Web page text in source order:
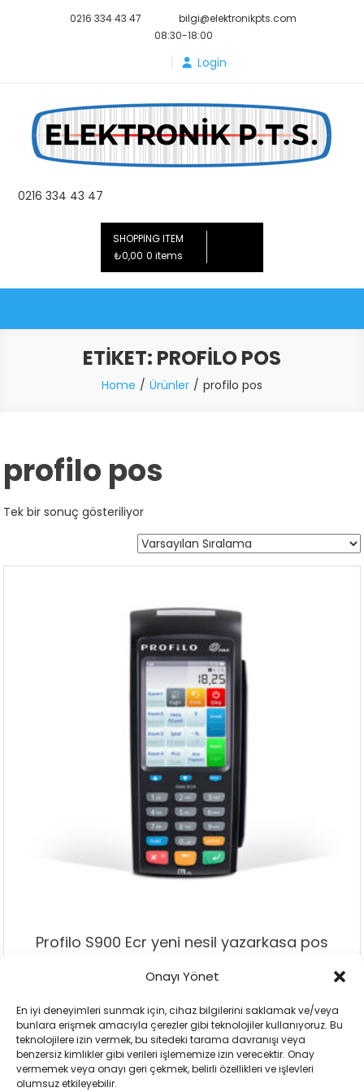
Onayı Yönet
En iyi deneyimleri sunmak için, cihaz bilgilerini saklamak ve/veya
bunlara erişmek amacıyla çerezler gibi teknolojiler kullanıyoruz. Bu
teknolojilere izin vermek, bu sitedeki tarama davranışı veya
benzersiz kimlikler gibi verileri işlememize izin verecektir. Onay
vermemek veya onayı geri çekmek, belirli özellikleri ve işlevleri
olumsuz etkileyebilir.
0216 334 43 47
bilgi@elektronikpts.com
08:30-18:00
Login
Elektronik PTS
0216 334 43 47
SHOPPING ITEM
₺0,00 0 items
ETIKET: PROFILO POS
Home Ürünler profilo pos
profilo pos
Tek bir sonuç gösteriliyor
Profilo S900 Ecr yeni nesil yazarkasa pos